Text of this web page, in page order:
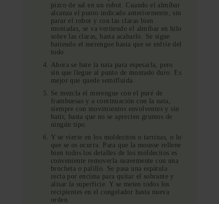
pizco de sal en un robot. Cuando el almíbar
alcanza el punto indicado anteriormente, sin
parar el robot y con las claras bien
montadas, se va vertiendo el almíbar en hilo
sobre las claras, hasta acabarlo. Se sigue
batiendo el merengue hasta que se enfríe del
todo.
Ahora se bate la nata para espesarla, pero
sin que llegue al punto de montado duro. Es
mejor que quede semifluida.
Se mezcla el merengue con el puré de
frambuesas y a continuación con la nata,
siempre con movimientos envolventes y sin
batir, hasta que no se aprecien grumos de
ningún tipo.
Y se vierte en los moldecitos o tarrinas, o lo
que se os ocurra. Para que la mousse rellene
bien todos los detalles de los moldecitos es
conveniente removerla suavemente con una
brocheta o palillo. Se pasa una espátula
recta por encima para quitar el sobrante y
alisar la superficie. Y se meten todos los
recipientes en el congelador hasta nueva
orden.